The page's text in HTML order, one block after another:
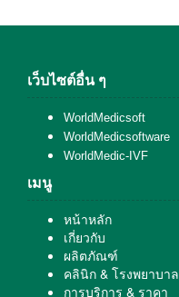
เว็บไซต์อื่น ๆ
WorldMedicsoft
WorldMedicsoftware
WorldMedic-IVF
เมนู
หน้าหลัก
เกี่ยวกับ
ผลิตภัณฑ์
คลินิก & โรงพยาบาล
การบริการ & ราคา